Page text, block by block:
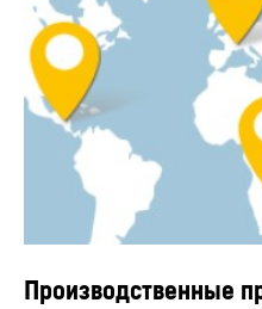
Производственные